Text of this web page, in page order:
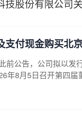
技股份有限公司
支付现金购买北
前公告，公司拟以
年8月5日召开第四